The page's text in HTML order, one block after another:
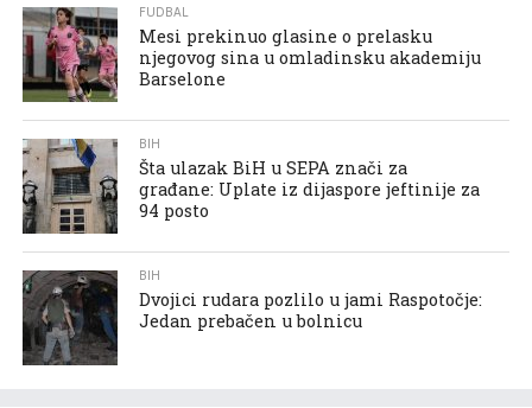
FUDBAL
Mesi prekinuo glasine o prelasku
njegovog sina u omladinsku akademiju
Barselone
BIH
Šta ulazak BiH u SEPA znači za
građane: Uplate iz dijaspore jeftinije za
94 posto
BIH
Dvojici rudara pozlilo u jami Raspotočje:
Jedan prebačen u bolnicu